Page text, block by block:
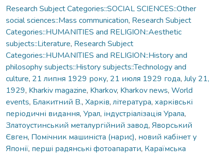
Research Subject Categories::SOCIAL SCIENCES::Other
social sciences::Mass communication, Research Subject
Categories::HUMANITIES and RELIGION::Aesthetic
subjects::Literature, Research Subject
Categories::HUMANITIES and RELIGION::History and
philosophy subjects::History subjects::Technology and
culture, 21 липня 1929 року, 21 июля 1929 года, July 21,
1929, Kharkiv magazine, Kharkov, Kharkov news, World
events, Блакитний В., Харків, література, харківські
періодичні видання, Урал, індустріалізація Урала,
Златоустинський металургійний завод, Яворський
Євген, Помічник машиніста (нарис), новий кабінет у
Японії, перші радянські фотоапарати, Караїмська